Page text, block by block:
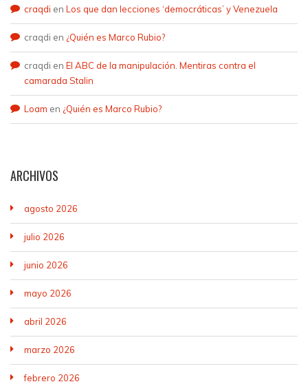
craqdi en Los que dan lecciones ‘democráticas’ y Venezuela
craqdi en ¿Quién es Marco Rubio?
craqdi en El ABC de la manipulación. Mentiras contra el
camarada Stalin
Loam en ¿Quién es Marco Rubio?
ARCHIVOS
agosto 2026
julio 2026
junio 2026
mayo 2026
abril 2026
marzo 2026
febrero 2026